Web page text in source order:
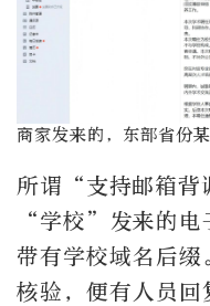
商家发来的，东部省份
所谓“支持邮箱背
“学校”发来的电
带有学校域名后
核验，便有人员回